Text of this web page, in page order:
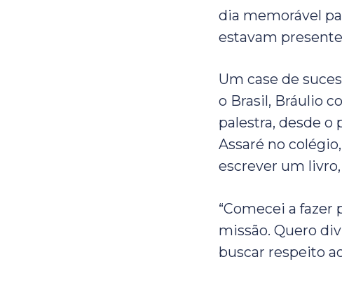
dia memorável
estavam
Um case de
o Brasil, Bráulio
palestra, desde
Assaré no
escrever um
“Comecei a fazer
missão. Quero
buscar respeito